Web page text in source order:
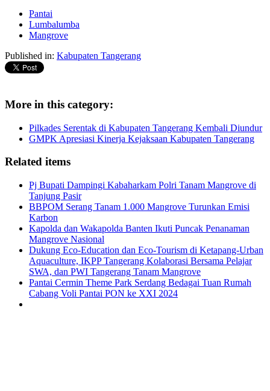
Pantai
Lumbalumba
Mangrove
Published in: Kabupaten Tangerang
More in this category:
Pilkades Serentak di Kabupaten Tangerang Kembali Diundur
GMPK Apresiasi Kinerja Kejaksaan Kabupaten Tangerang
Related items
Pj Bupati Dampingi Kabaharkam Polri Tanam Mangrove di
Tanjung Pasir
BBPOM Serang Tanam 1.000 Mangrove Turunkan Emisi
Karbon
Kapolda dan Wakapolda Banten Ikuti Puncak Penanaman
Mangrove Nasional
Dukung Eco-Education dan Eco-Tourism di Ketapang-Urban
Aquaculture, IKPP Tangerang Kolaborasi Bersama Pelajar
SWA, dan PWI Tangerang Tanam Mangrove
Pantai Cermin Theme Park Serdang Bedagai Tuan Rumah
Cabang Voli Pantai PON ke XXI 2024